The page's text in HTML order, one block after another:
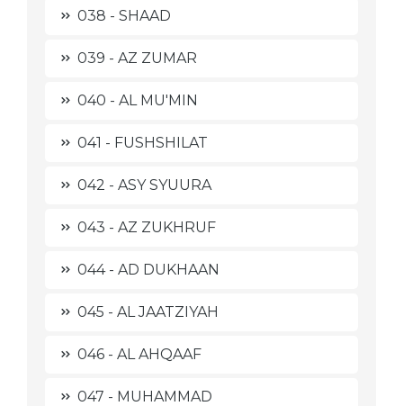
038 - SHAAD
039 - AZ ZUMAR
040 - AL MU'MIN
041 - FUSHSHILAT
042 - ASY SYUURA
043 - AZ ZUKHRUF
044 - AD DUKHAAN
045 - AL JAATZIYAH
046 - AL AHQAAF
047 - MUHAMMAD